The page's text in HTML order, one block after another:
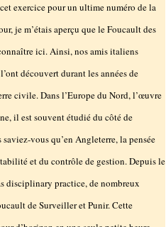
exercice pour un ultime numéro de la
je m’étais aperçu que le Foucault des
ici. Ainsi, nos amis italiens
découvert durant les années de
civile. Dans l’Europe du Nord, l’œuvre
il est souvent étudié du côté de
vous qu’en Angleterre, la pensée
et du contrôle de gestion. Depuis le
disciplinary practice, de nombreux
de Surveiller et Punir. Cette